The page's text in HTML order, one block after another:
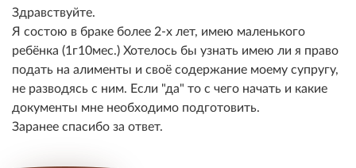
Здравствуйте.
Я состою в браке более 2-х лет, имею маленького
ребёнка (1г10мес.) Хотелось бы узнать имею ли я право
подать на алименты и своё содержание моему супругу,
не разводясь с ним. Если "да" то с чего начать и какие
документы мне необходимо подготовить.
Заранее спасибо за ответ.